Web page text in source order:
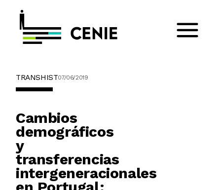
TRANSHIST07/06/2019
Cambios
demográficos
y
transferencias
intergeneracionales